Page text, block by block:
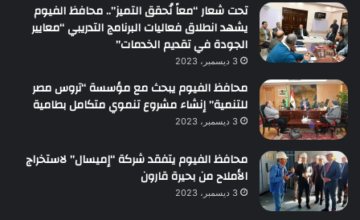
تحت شعار “معاً نُحقق التميز”.. محافظ الفيوم
يشهد انطلاق فعاليات البرنامج التدريبي “معايير
الجودة في تقديم الخدمات”
3 ديسمبر، 2023
محافظ الفيوم يبحث مع مؤسسة “تروس مصر
للتنمية” إنشاء مشروع تنموي متكامل بطامية
3 ديسمبر، 2023
محافظ الفيوم يتفقد شركة “إميسال” لاستخراج
الأملاح من بحيرة قارون
3 ديسمبر، 2023